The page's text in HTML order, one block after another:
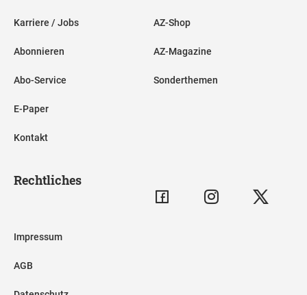
Karriere / Jobs
Abonnieren
Abo-Service
E-Paper
Kontakt
AZ-Shop
AZ-Magazine
Sonderthemen
Rechtliches
Impressum
AGB